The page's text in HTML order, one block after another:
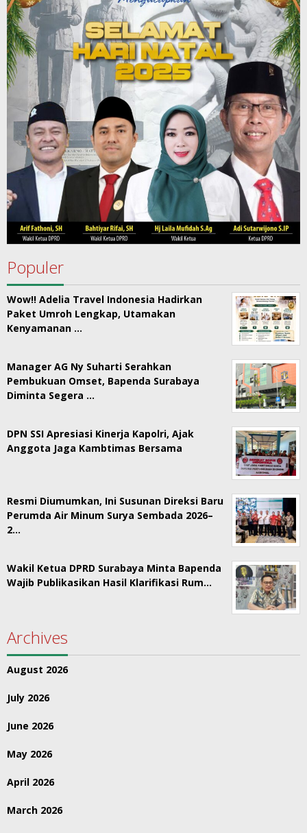
Populer
Wow!! Adelia Travel Indonesia Hadirkan
Paket Umroh Lengkap, Utamakan
Kenyamanan …
Manager AG Ny Suharti Serahkan
Pembukuan Omset, Bapenda Surabaya
Diminta Segera …
DPN SSI Apresiasi Kinerja Kapolri, Ajak
Anggota Jaga Kambtimas Bersama
Resmi Diumumkan, Ini Susunan Direksi Baru
Perumda Air Minum Surya Sembada 2026–
2…
Wakil Ketua DPRD Surabaya Minta Bapenda
Wajib Publikasikan Hasil Klarifikasi Rum…
Archives
August 2026
July 2026
June 2026
May 2026
April 2026
March 2026